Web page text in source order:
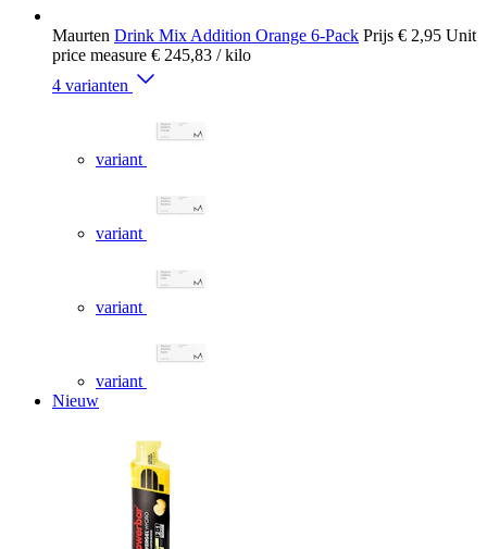
Maurten Drink Mix Addition Orange 6-Pack Prijs € 2,95 Unit
price measure € 245,83 / kilo
4 varianten
variant
variant
variant
variant
Nieuw